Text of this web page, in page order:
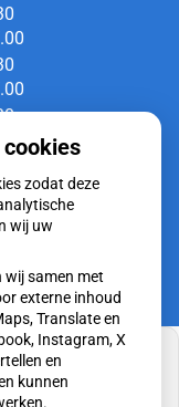
zodat deze
wij uw
wij samen met
externe inhoud
Translate en
Instagram, X
en
kunnen